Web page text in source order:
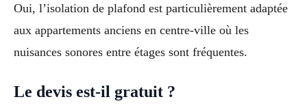
Oui, l’isolation de plafond est particulièrement adaptée
aux appartements anciens en centre-ville où les
nuisances sonores entre étages sont fréquentes.
Le devis est-il gratuit ?